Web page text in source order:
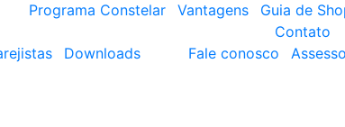
Programa Constelar
Vantagens Guia de
Downloads
Contato
Fale conosco